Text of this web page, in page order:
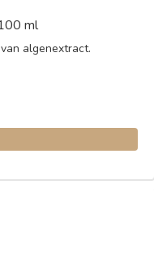
ml
algenextract.